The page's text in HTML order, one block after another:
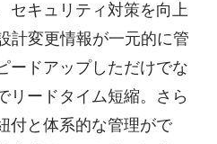
セキュリティ対策を向上
計変更情報が一元的に管
ードアップしただけでな
リードタイム短縮。さら
付と体系的な管理がで